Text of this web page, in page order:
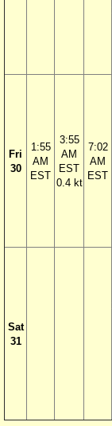
Fri
30
1:55
AM
EST
3:55
AM
EST
0.4 kt
7:02
AM
EST
Sat
31